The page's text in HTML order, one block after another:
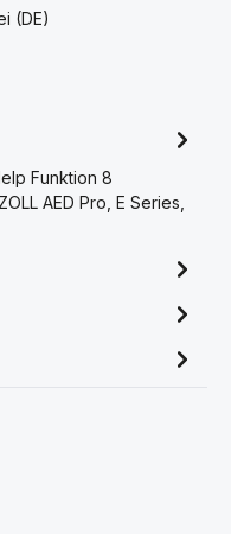
(DE)
Funktion 8
AED Pro, E Series,